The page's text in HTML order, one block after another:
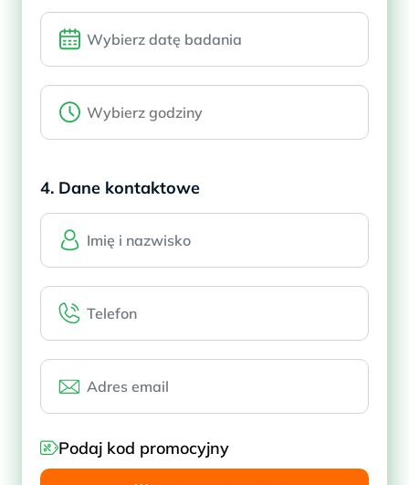
4. Dane kontaktowe
Podaj kod promocyjny